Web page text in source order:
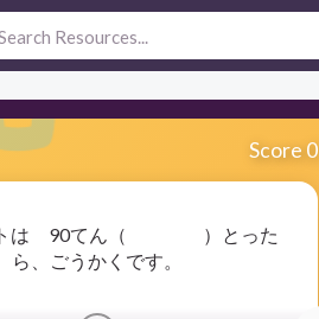
Score 0
トは 90てん（ ）とった
ら、ごうかくです。